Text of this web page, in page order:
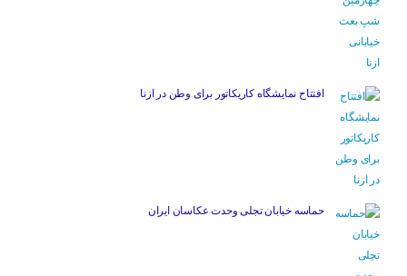
افتتاح نمایشگاه کاریکاتور برای وطن در ازنا
حماسه خیابان تجلی وحدت عکاسان ایران